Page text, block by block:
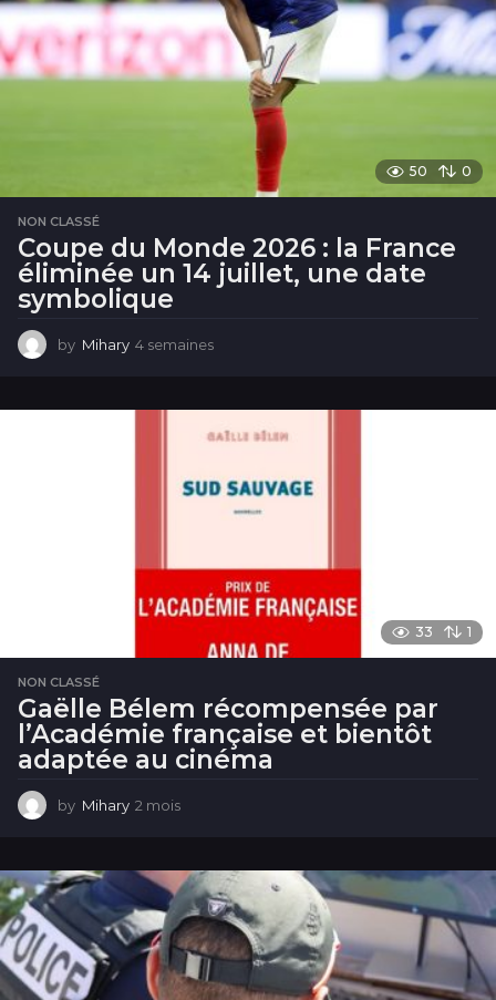
n
e
50 0
NON CLASSÉ
Coupe du Monde 2026 : la France
éliminée un 14 juillet, une date
symbolique
by Mihary 4 semaines
m
a
e
33 1
NON CLASSÉ
Gaëlle Bélem récompensée par
l’Académie française et bientôt
adaptée au cinéma
by Mihary 2 mois
i
s